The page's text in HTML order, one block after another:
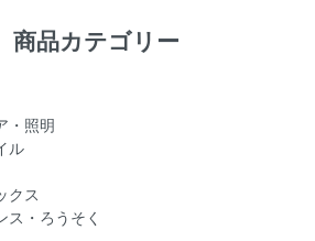
商品カテゴリー
・照明
ル
クス
ス・ろうそく